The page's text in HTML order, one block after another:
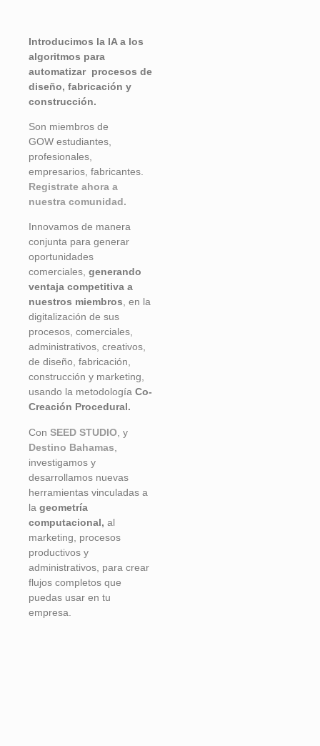
Introducimos la IA a los
algoritmos para
automatizar procesos de
diseño, fabricación y
construcción.
Son miembros de
GOW estudiantes,
profesionales,
empresarios, fabricantes.
Registrate ahora a
nuestra comunidad.
Innovamos de manera
conjunta para generar
oportunidades
comerciales, generando
ventaja competitiva a
nuestros miembros, en la
digitalización de sus
procesos, comerciales,
administrativos, creativos,
de diseño, fabricación,
construcción y marketing,
usando la metodología Co-
Creación Procedural.
Con SEED STUDIO , y
Destino Bahamas
investigamos y
desarrollamos nuevas
herramientas vinculadas a
la geometría
computacional, al
marketing, procesos
productivos y
administrativos, para crear
flujos completos que
puedas usar en tu
empresa.